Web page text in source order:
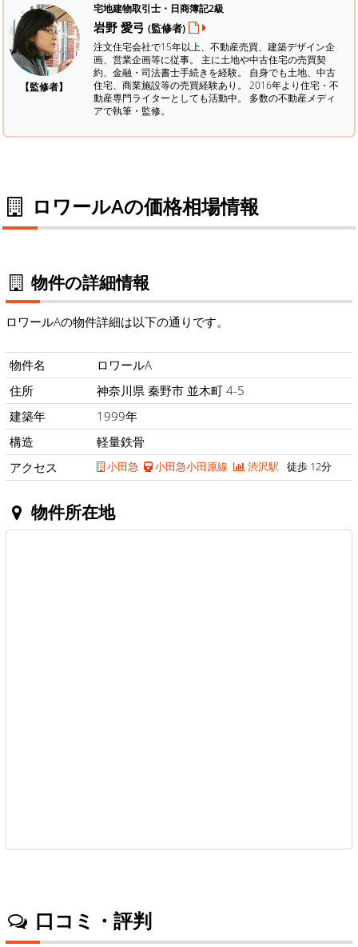
【監修者】
宅地建物取引士・日商簿記2級
岩野 愛弓 (監修者)
注文住宅会社で15年以上、不動産売買、建築デザイン企
画、営業企画等に従事。 主に土地や中古住宅の売買契
約、金融・司法書士手続きを経験。 自身でも土地、中古
住宅、商業施設等の売買経験あり。 2016年より住宅・不
動産専門ライターとしても活動中。 多数の不動産メディ
アで執筆・監修。
ロワールAの価格相場情報
物件の詳細情報
ロワールAの物件詳細は以下の通りです。
物件名
ロワールA
住所
神奈川県 秦野市 並木町 4-5
建築年
1999年
構造
軽量鉄骨
アクセス
小田急 小田急小田原線 渋沢駅 徒歩 12分
物件所在地
口コミ・評判